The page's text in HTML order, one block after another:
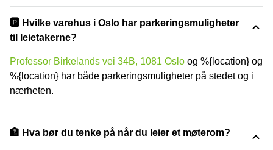
🅿️ Hvilke varehus i Oslo har parkeringsmuligheter
til leietakerne?
Professor Birkelands vei 34B, 1081 Oslo og %{location} og
%{location} har både parkeringsmuligheter på stedet og i
nærheten.
🏦 Hva bør du tenke på når du leier et møterom?